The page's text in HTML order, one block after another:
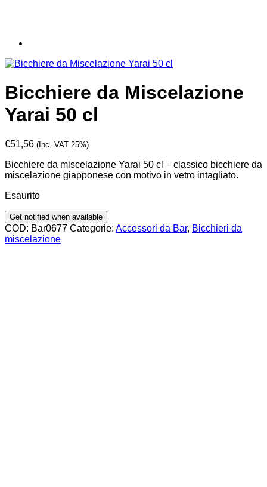
Bicchiere da Miscelazione
Yarai 50 cl
€51,56 (Inc. VAT 25%)
Bicchiere da miscelazione Yarai 50 cl – classico bicchiere da
miscelazione giapponese con motivo in vetro intagliato.
Esaurito
COD: Bar0677 Categorie: Accessori da Bar, Bicchieri da
miscelazione